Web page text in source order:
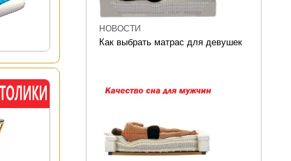
НОВОСТИ
Как выбрать матрас для девушек